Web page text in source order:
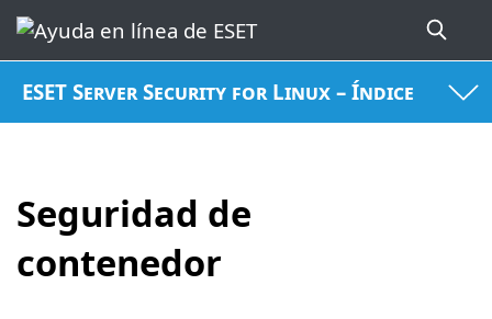
ESET Server Security for Linux – Índice
Seguridad de
contenedor